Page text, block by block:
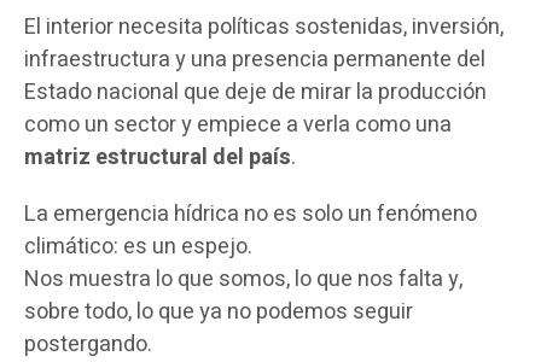
El interior necesita políticas sostenidas, inversión,
infraestructura y una presencia permanente del
Estado nacional que deje de mirar la producción
como un sector y empiece a verla como una
matriz estructural del país.
La emergencia hídrica no es solo un fenómeno
climático: es un espejo.
Nos muestra lo que somos, lo que nos falta y,
sobre todo, lo que ya no podemos seguir
postergando.